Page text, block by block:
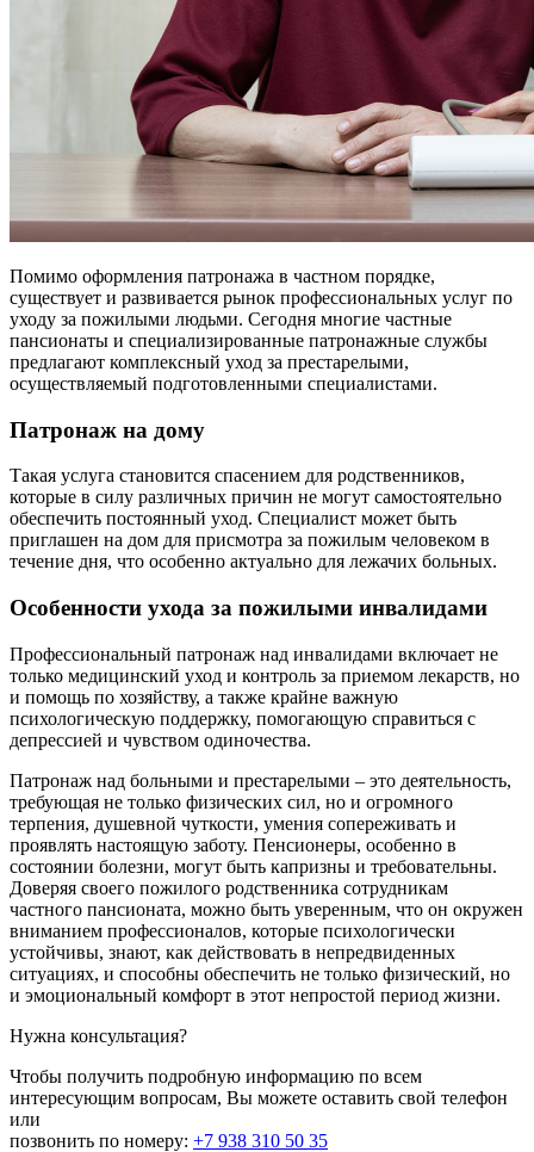
Помимо оформления патронажа в частном порядке,
существует и развивается рынок профессиональных услуг по
уходу за пожилыми людьми. Сегодня многие частные
пансионаты и специализированные патронажные службы
предлагают комплексный уход за престарелыми,
осуществляемый подготовленными специалистами.
Патронаж на дому
Такая услуга становится спасением для родственников,
которые в силу различных причин не могут самостоятельно
обеспечить постоянный уход. Специалист может быть
приглашен на дом для присмотра за пожилым человеком в
течение дня, что особенно актуально для лежачих больных.
Особенности ухода за пожилыми инвалидами
Профессиональный патронаж над инвалидами включает не
только медицинский уход и контроль за приемом лекарств, но
и помощь по хозяйству, а также крайне важную
психологическую поддержку, помогающую справиться с
депрессией и чувством одиночества.
Патронаж над больными и престарелыми – это деятельность,
требующая не только физических сил, но и огромного
терпения, душевной чуткости, умения сопереживать и
проявлять настоящую заботу. Пенсионеры, особенно в
состоянии болезни, могут быть капризны и требовательны.
Доверяя своего пожилого родственника сотрудникам
частного пансионата, можно быть уверенным, что он окружен
вниманием профессионалов, которые психологически
устойчивы, знают, как действовать в непредвиденных
ситуациях, и способны обеспечить не только физический, но
и эмоциональный комфорт в этот непростой период жизни.
Нужна консультация?
Чтобы получить подробную информацию по всем
интересующим вопросам, Вы можете оставить свой телефон
или
позвонить по номеру: +7 938 310 50 35